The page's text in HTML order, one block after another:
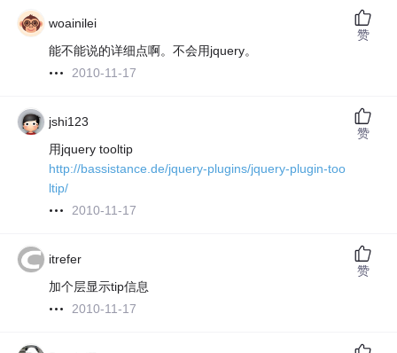
woainilei
能不能说的详细点啊。不会用jquery。
2010-11-17
赞
jshi123
用jquery tooltip
http://bassistance.de/jquery-plugins/jquery-plugin-too
ltip/
2010-11-17
赞
itrefer
加个层显示tip信息
2010-11-17
赞